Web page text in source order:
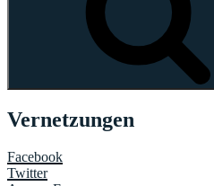
Vernetzungen
Facebook
Twitter